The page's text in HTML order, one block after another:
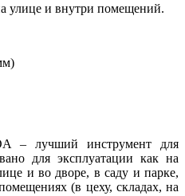
улице и внутри помещений.
– лучший инструмент для
для эксплуатации как на
и во дворе, в саду и парке,
(в цеху, складах, на